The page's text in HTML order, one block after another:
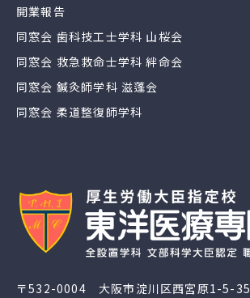
〒532-0004 大阪市淀川区西宮原1-5-35
開業報告
同窓会 歯科技工士学科 山桜会
同窓会 救急救命士学科 絆命会
同窓会 鍼灸師学科 滋蓬会
同窓会 柔道整復師学科